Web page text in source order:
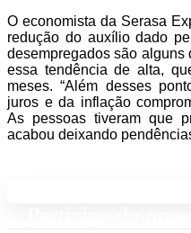
O economista da Serasa
redução do auxílio dado
desempregados são alguns
essa tendência de alta,
meses. “Além desses
juros e da inflação
As pessoas tiveram que
acabou deixando